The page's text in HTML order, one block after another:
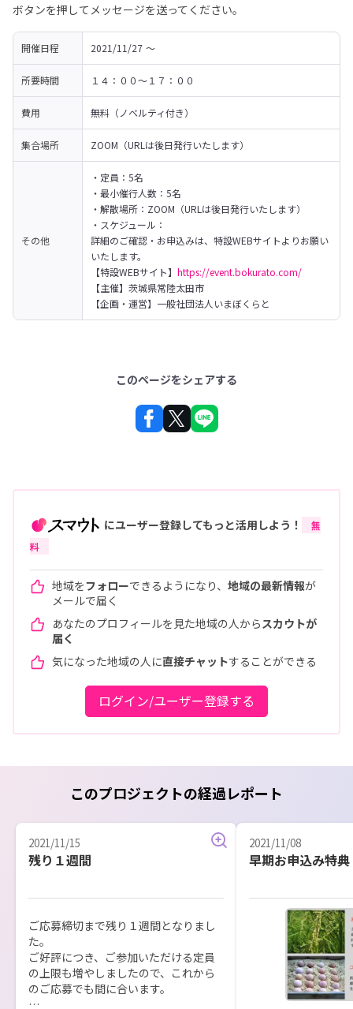
ボタンを押してメッセージを送ってください。
開催日程 2021/11/27 〜
所要時間 １４：００〜１７：００
費用 無料（ノベルティ付き）
集合場所 ZOOM（URLは後日発行いたします）
その他
・定員：5名
・最小催行人数：5名
・解散場所：ZOOM（URLは後日発行いたします）
・スケジュール：
詳細のご確認・お申込みは、特設WEBサイトよりお願い
いたします。
【特設WEBサイト】 https://event.bokurato.com/
【主催】茨城県常陸太田市
【企画・運営】一般社団法人いまぼくらと
このページをシェアする
にユーザー登録してもっと活用しよう！
無
料
地域をフォローできるようになり、 地域の最新情報が
メールで届く
あなたのプロフィールを見た地域の人から スカウトが
届く
気になった地域の人に直接チャットすることができる
ログイン/ユーザー登録する
このプロジェクトの経過レポート
2021/11/15
残り１週間
ご応募締切まで残り１週間となりまし
た。
ご好評につき、ご参加いただける定員
の上限も増やしましたので、これから
のご応募でも間に合います。
2021/11/08
早期お申込み特典